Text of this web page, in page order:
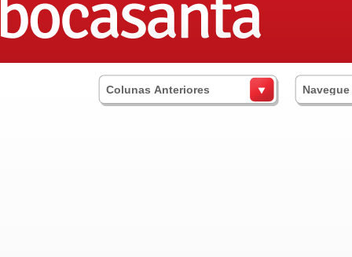
Colunas Anteriores